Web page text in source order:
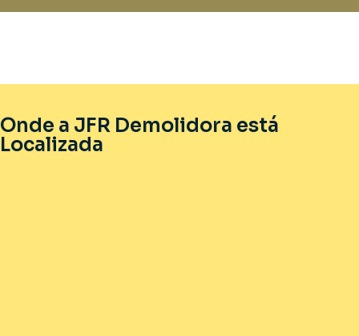
Onde a JFR Demolidora está
Localizada